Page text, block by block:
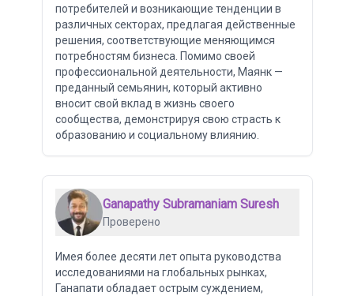
потребителей и возникающие тенденции в
различных секторах, предлагая действенные
решения, соответствующие меняющимся
потребностям бизнеса. Помимо своей
профессиональной деятельности, Маянк —
преданный семьянин, который активно
вносит свой вклад в жизнь своего
сообщества, демонстрируя свою страсть к
образованию и социальному влиянию.
Ganapathy Subramaniam Suresh
Проверено
Имея более десяти лет опыта руководства
исследованиями на глобальных рынках,
Ганапати обладает острым суждением,